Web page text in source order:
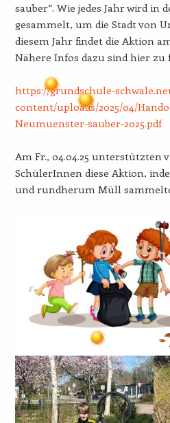
sauber“. Wie jedes Jahr wird in
gesammelt, um die Stadt von
diesem Jahr findet die Aktion
Nähere Infos dazu sind hier zu
https://grundschule-
content/uploads/2025/04/
Neumuenster-sauber-2025.pdf
Am Fr., 04.04.25 unterstützten
SchülerInnen diese Aktion,
und rundherum Müll